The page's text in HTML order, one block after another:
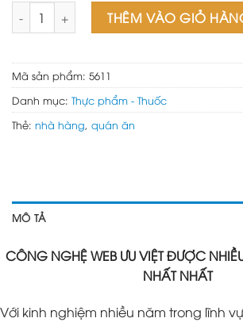
Mẫu web nhà hàng BBQ số lượng
THÊM VÀO GIỎ
Mã sản phẩm: 5611
Danh mục: Thực phẩm - Thuốc
Thẻ: nhà hàng, quán ăn
MÔ TẢ
CÔNG NGHỆ WEB ƯU VIỆT ĐƯỢC
NHẤT NHẤT
Với kinh nghiệm nhiều năm trong lĩnh